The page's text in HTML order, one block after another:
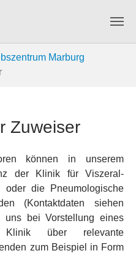
Marburg
Zuweiser
können in unserem
der Klinik für Viszeral-
oder die Pneumologische
(Kontaktdaten siehen
uns bei Vorstellung eines
über relevante
zum Beispiel in Form